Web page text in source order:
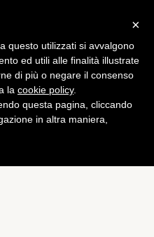
×
questo utilizzati si avvalgono
ed utili alle finalità illustrate
di più o negare il consenso
la cookie policy.
questa pagina, cliccando
in altra maniera,